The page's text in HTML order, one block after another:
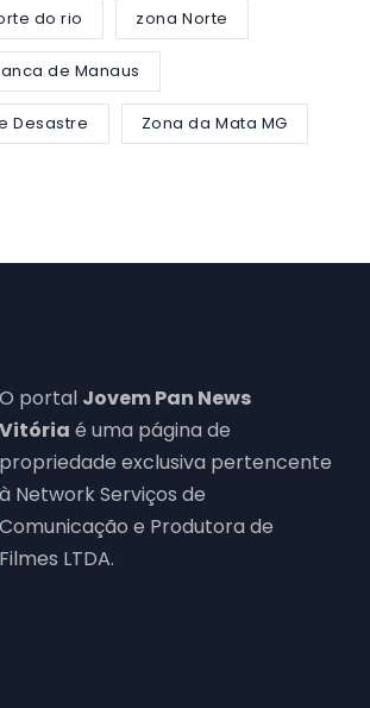
do rio zona Norte
de Manaus
Desastre Zona da Mata MG
O portal Jovem Pan News
Vitória é uma página de
propriedade exclusiva pertencente
à Network Serviços de
Comunicação e Produtora de
Filmes LTDA.